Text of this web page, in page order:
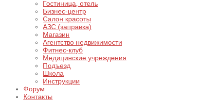
Гостиница, отель
Бизнес-центр
Салон красоты
АЗС (заправка)
Магазин
Агентство недвижимости
Фитнес-клуб
Медицинские учреждения
Подъезд
Школа
Инструкции
Форум
Контакты